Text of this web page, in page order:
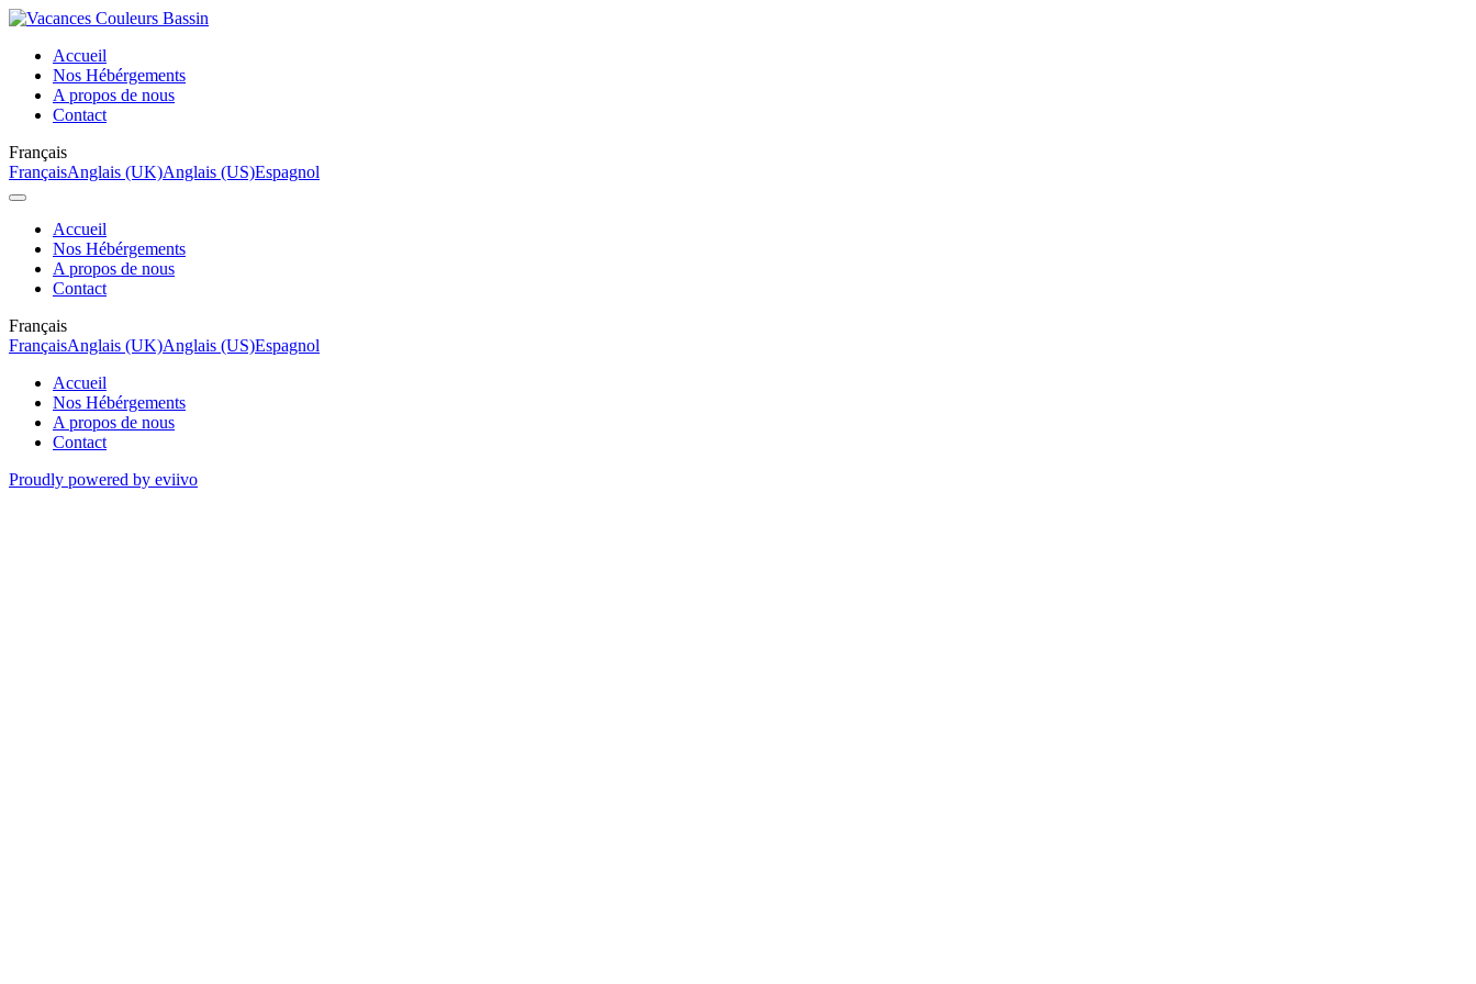
Accueil
Nos Hébérgements
A propos de nous
Contact
Français
FrançaisAnglais (UK)Anglais (US)Espagnol
Accueil
Nos Hébérgements
A propos de nous
Contact
Français
FrançaisAnglais (UK)Anglais (US)Espagnol
Accueil
Nos Hébérgements
A propos de nous
Contact
Proudly powered by eviivo